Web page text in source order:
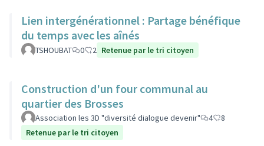
Lien intergénérationnel : Partage bénéfique
du temps avec les aînés
TSHOUBAT 0 2 Retenue par le tri citoyen
Construction d'un four communal au
quartier des Brosses
Association les 3D "diversité dialogue devenir" 4
8
Retenue par le tri citoyen